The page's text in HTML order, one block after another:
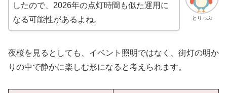
とりっぷ
したので、2026年の点灯時間も似た運用に
なる可能性があるよね。
夜桜を見るとしても、イベント照明ではなく、街灯の明か
りの中で静かに楽しむ形になると考えられます。